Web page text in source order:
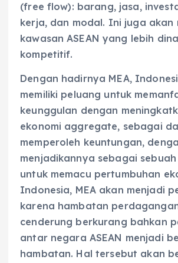
(free flow): barang, jasa,
kerja, dan modal. Ini juga akan
kawasan ASEAN yang lebih
kompetitif.
Dengan hadirnya MEA,
memiliki peluang untuk
keunggulan dengan
ekonomi aggregate, sebagai
memperoleh keuntungan,
menjadikannya sebagai sebuah
untuk memacu pertumbuhan
Indonesia, MEA akan menjadi
karena hambatan
cenderung berkurang bahkan
antar negara ASEAN menjadi
hambatan. Hal tersebut akan